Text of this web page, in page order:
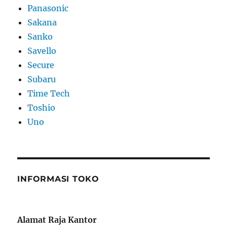
Panasonic
Sakana
Sanko
Savello
Secure
Subaru
Time Tech
Toshio
Uno
INFORMASI TOKO
Alamat Raja Kantor